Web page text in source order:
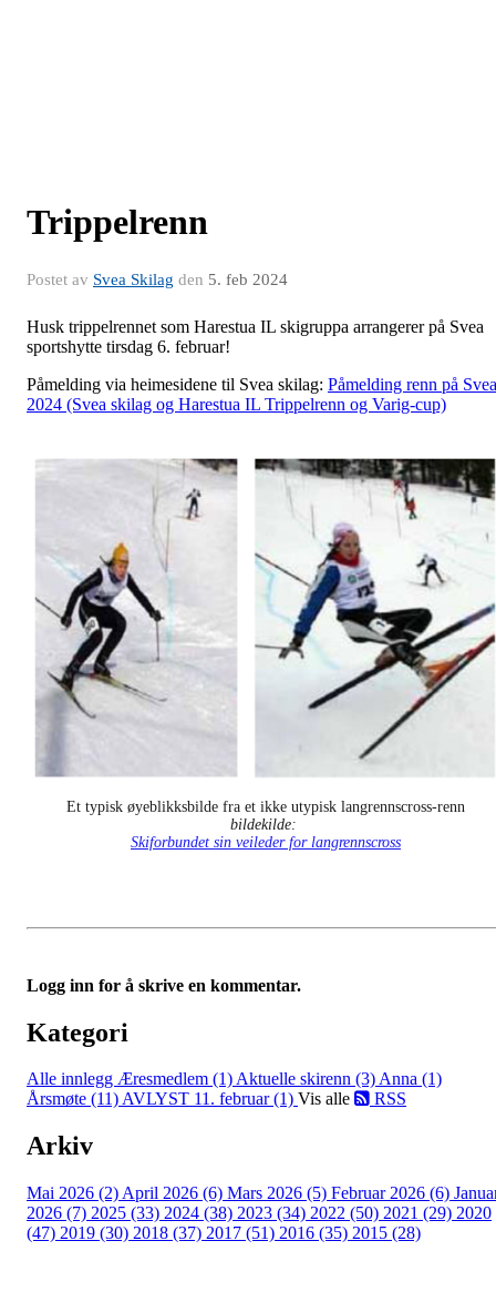
Trippelrenn
Postet av Svea Skilag den 5. feb 2024
Husk trippelrennet som Harestua IL skigruppa arrangerer på Svea
sportshytte tirsdag 6. februar!
Påmelding via heimesidene til Svea skilag: Påmelding renn på Svea
2024 (Svea skilag og Harestua IL Trippelrenn og Varig-cup)
Et typisk øyeblikksbilde fra et ikke utypisk langrennscross-renn
bildekilde:
Skiforbundet sin veileder for langrennscross
Logg inn for å skrive en kommentar.
Kategori
Alle innlegg Æresmedlem (1)Aktuelle skirenn (3)Anna (1)
Årsmøte (11)AVLYST 11. februar (1) Vis alle RSS
Arkiv
Mai 2026 (2) April 2026 (6) Mars 2026 (5) Februar 2026 (6)
2026 (7) 2025 (33) 2024 (38) 2023 (34) 2022 (50) 2021 (29) 2020
(47) 2019 (30) 2018 (37) 2017 (51) 2016 (35) 2015 (28)